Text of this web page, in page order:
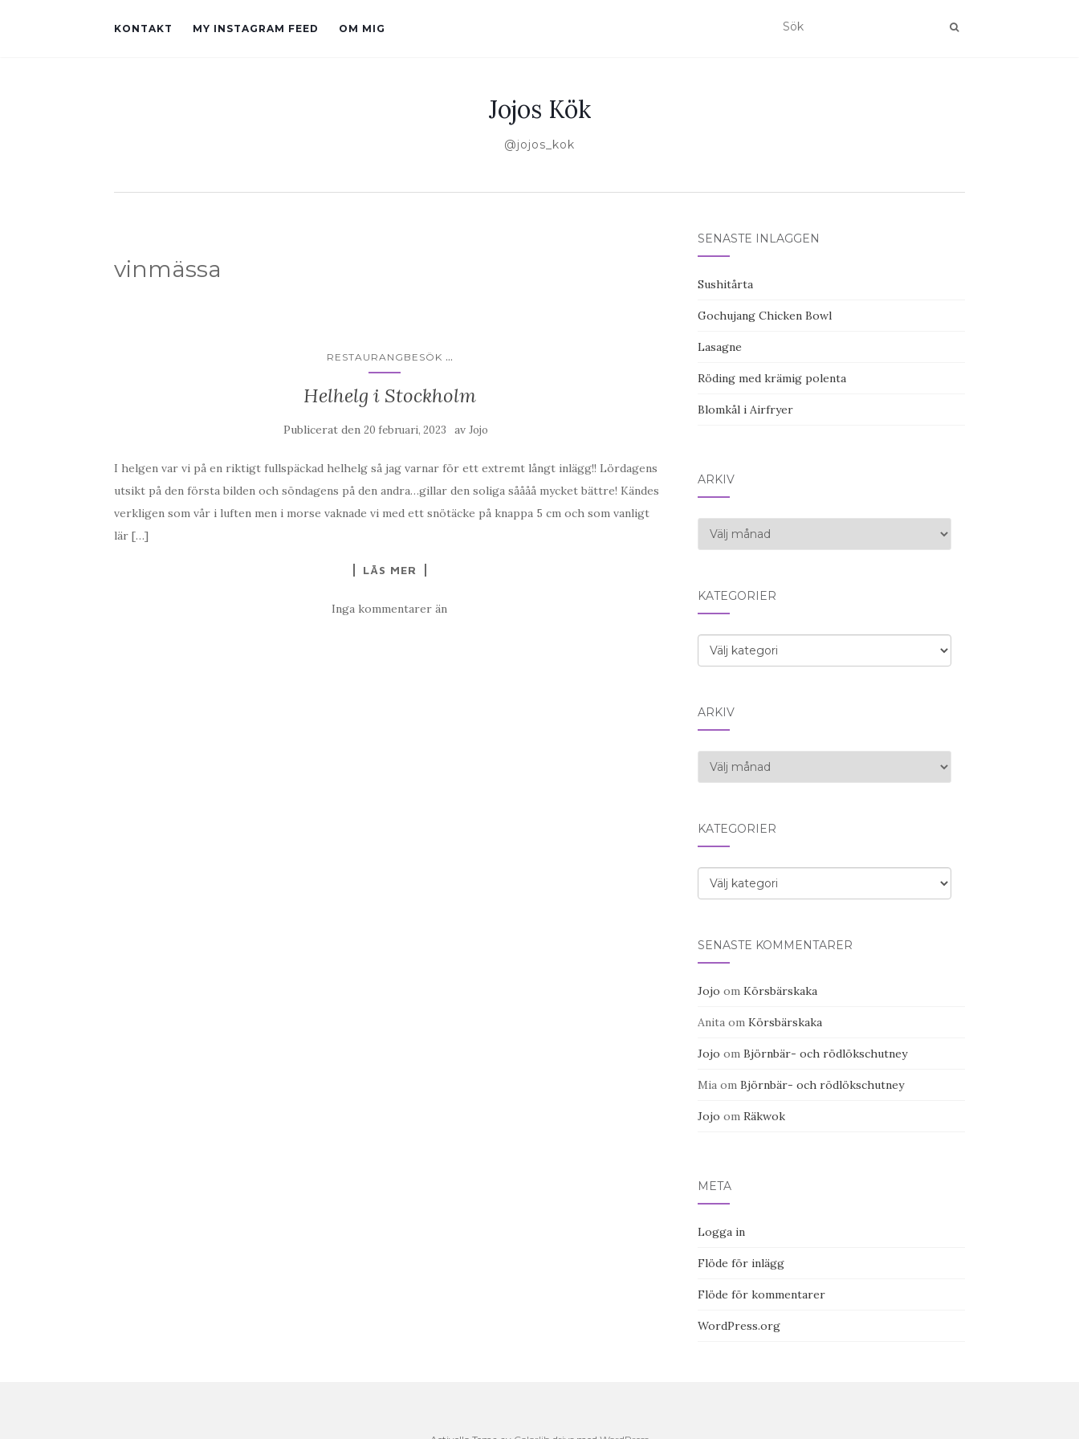
KONTAKT MY INSTAGRAM FEED OM MIG
Jojos Kök
@jojos_kok
vinmässa
RESTAURANGBESÖK ...
Helhelg i Stockholm
Publicerat den 20 februari, 2023 av Jojo
I helgen var vi på en riktigt fullspäckad helhelg så jag varnar för ett extremt långt inlägg!! Lördagens
utsikt på den första bilden och söndagens på den andra…gillar den soliga såååå mycket bättre! Kändes
verkligen som vår i luften men i morse vaknade vi med ett snötäcke på knappa 5 cm och som vanligt
lär […]
LÄS MER
Inga kommentarer än
SENASTE INLÄGGEN
Sushitårta
Gochujang Chicken Bowl
Lasagne
Röding med krämig polenta
Blomkål i Airfryer
ARKIV
Arkiv
KATEGORIER
Kategorier
ARKIV
Arkiv
KATEGORIER
Kategorier
SENASTE KOMMENTARER
Jojo om Körsbärskaka
Anitaom Körsbärskaka
Jojo om Björnbär- och rödlökschutney
Miaom Björnbär- och rödlökschutney
Jojo om Räkwok
META
Logga in
Flöde för inlägg
Flöde för kommentarer
WordPress.org